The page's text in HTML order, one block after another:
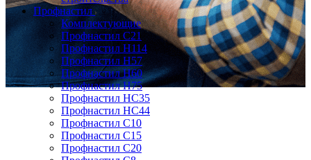
Профнастил
Комплектующие
Профнастил C21
Профнастил Н114
Профнастил Н57
Профнастил Н60
Профнастил Н75
Профнастил НС35
Профнастил НС44
Профнастил С10
Профнастил С15
Профнастил С20